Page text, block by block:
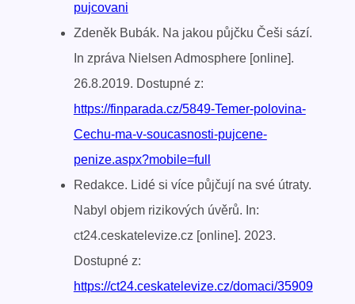
pujcovani
Zdeněk Bubák. Na jakou půjčku Češi sází.
In zpráva Nielsen Admosphere [online].
26.8.2019. Dostupné z:
https://finparada.cz/5849-Temer-polovina-
Cechu-ma-v-soucasnosti-pujcene-
penize.aspx?mobile=full
Redakce. Lidé si více půjčují na své útraty.
Nabyl objem rizikových úvěrů. In:
ct24.ceskatelevize.cz [online]. 2023.
Dostupné z:
https://ct24.ceskatelevize.cz/domaci/35909